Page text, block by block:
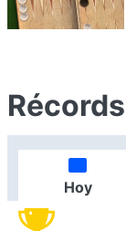
Récords
Hoy